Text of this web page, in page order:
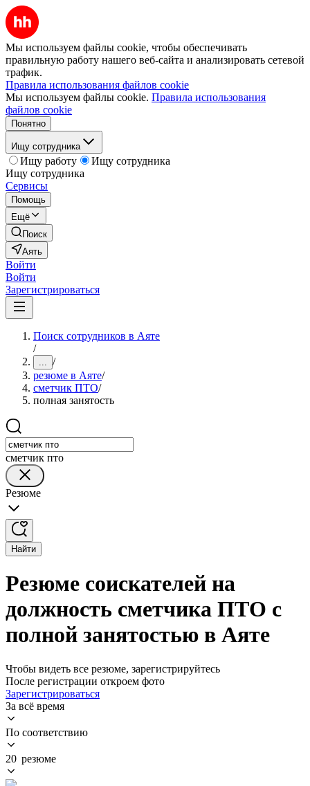
Мы используем файлы cookie, чтобы обеспечивать
правильную работу нашего веб-сайта и анализировать сетевой
трафик.
Правила использования файлов cookie
Мы используем файлы cookie. Правила использования
файлов cookie
Понятно
Ищу сотрудника
Ищу работу
Ищу сотрудника
Ищу сотрудника
Сервисы
Помощь
Ещё
Поиск
Аять
Войти
Войти
Зарегистрироваться
Поиск сотрудников в Аяте
/
... /
резюме в Аяте/
сметчик ПТО/
полная занятость
сметчик пто
Резюме
Найти
Резюме соискателей на
должность сметчика ПТО с
полной занятостью в Аяте
Чтобы видеть все резюме, зарегистрируйтесь
После регистрации откроем фото
Зарегистрироваться
За всё время
По соответствию
20 резюме